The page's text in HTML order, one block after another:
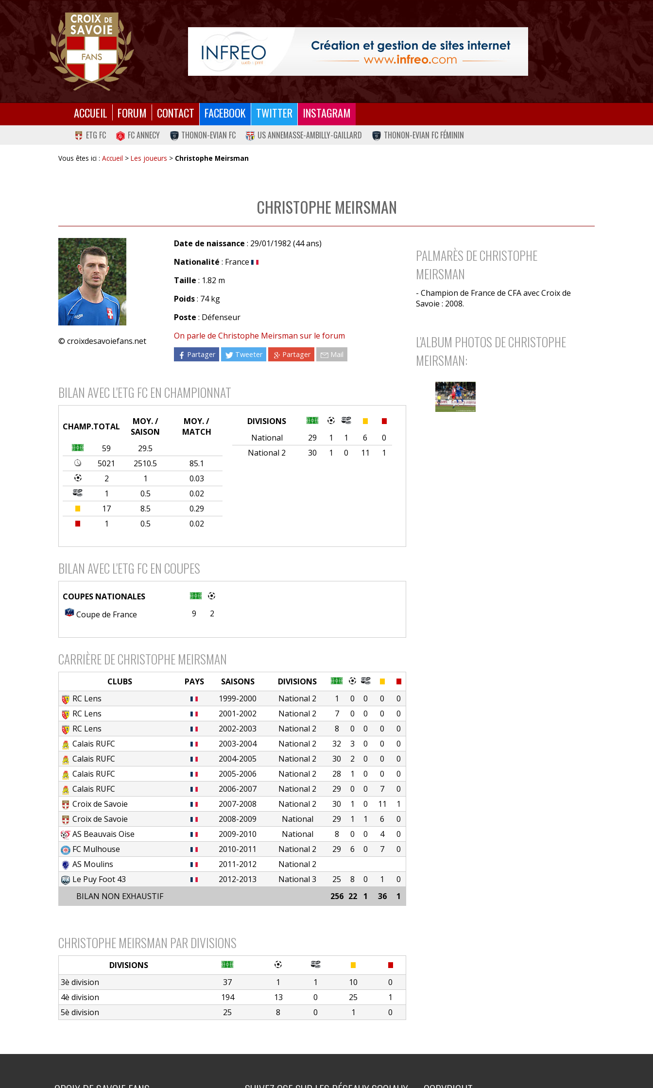
ACCUEIL FORUM CONTACT FACEBOOK TWITTER INSTAGRAM
ETG FC FC ANNECY THONON-EVIAN FC US ANNEMASSE-AMBILLY-GAILLARD THONON-EVIAN FC FÉMININ
Vous êtes ici : Accueil > Les joueurs > Christophe Meirsman
CHRISTOPHE MEIRSMAN
© croixdesavoiefans.net
Date de naissance : 29/01/1982 (44 ans)
Nationalité : France
Taille : 1.82 m
Poids: 74 kg
Poste : Défenseur
On parle de Christophe Meirsman sur le forum
Partager Tweeter Partager Mail
BILAN AVEC L'ETG FC EN CHAMPIONNAT
CHAMP.TOTAL
MOY. /
SAISON
MOY. /
MATCH
59
29.5
5021
2510.5
85.1
2
1
0.03
1
0.5
0.02
17
8.5
0.29
1
0.5 0.02
DIVISIONS
National
29 1 1 6
0
National 2
30 1 0 11 1
BILAN AVEC L'ETG FC EN COUPES
COUPES NATIONALES
Coupe de France
9 2
CARRIÈRE DE CHRISTOPHE MEIRSMAN
CLUBS PAYS SAISONS
DIVISIONS
RC Lens
1999-2000 National 2 1 0 0 0
0
RC Lens
2001-2002 National 2 7 0 0 0
0
RC Lens
2002-2003 National 2 8 0 0 0
0
Calais RUFC
2003-2004 National 2 32 3 0 0
0
Calais RUFC
2004-2005 National 2 30 2 0 0
0
Calais RUFC
2005-2006 National 2 28 1 0 0
0
Calais RUFC
2006-2007 National 2 29 0 0 7
0
Croix de Savoie
2007-2008 National 2 30 1 0 11
1
Croix de Savoie
2008-2009 National 29 1 1 6
0
AS Beauvais Oise
2009-2010 National 8 0 0 4
0
FC Mulhouse
2010-2011 National 2 29 6 0 7
0
AS Moulins
2011-2012
National 2
Le Puy Foot 43
2012-2013 National 3 25 8 0 1
0
BILAN NON EXHAUSTIF
256 22 1 36 1
CHRISTOPHE MEIRSMAN PAR DIVISIONS
DIVISIONS
3è division
37 1 1 10
0
4è division
194 13 0 25
1
5è division
25 8 0 1 0
PALMARÈS DE CHRISTOPHE
MEIRSMAN
- Champion de France de CFA avec Croix de
Savoie : 2008.
L'ALBUM PHOTOS DE CHRISTOPHE
MEIRSMAN: